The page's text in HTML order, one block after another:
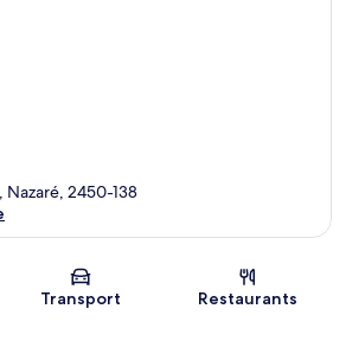
Carte
Nazaré, 2450-138
Transport Restaurants